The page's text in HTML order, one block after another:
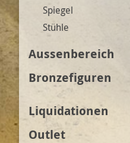
Aussenbereich
Spiegel
Stühle
Bronzefiguren
Liquidationen
Outlet